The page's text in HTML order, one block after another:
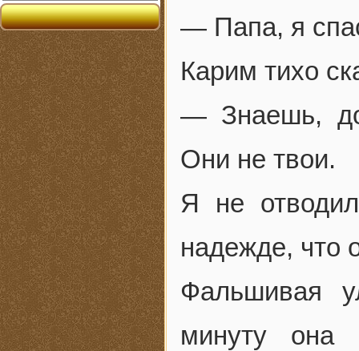
— Папа, я
Карим тихо
— Знаешь,
Они не твои.
Я не
надежде, что
Фальшивая
минуту она